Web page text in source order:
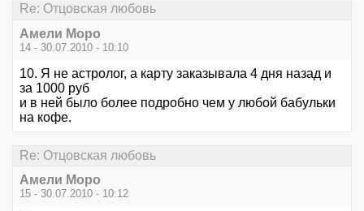
Re: Отцовская любовь
Амели Моро
14 - 30.07.2010 - 10:10
10. Я не астролог, а карту заказывала 4 дня назад и
за 1000 руб
и в ней было более подробно чем у любой бабульки
на кофе.
Re: Отцовская любовь
Амели Моро
15 - 30.07.2010 - 10:12